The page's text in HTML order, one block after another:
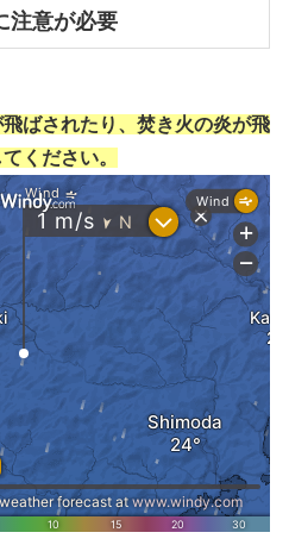
注意が必要
ばされたり、焚き火の炎が飛
ください。